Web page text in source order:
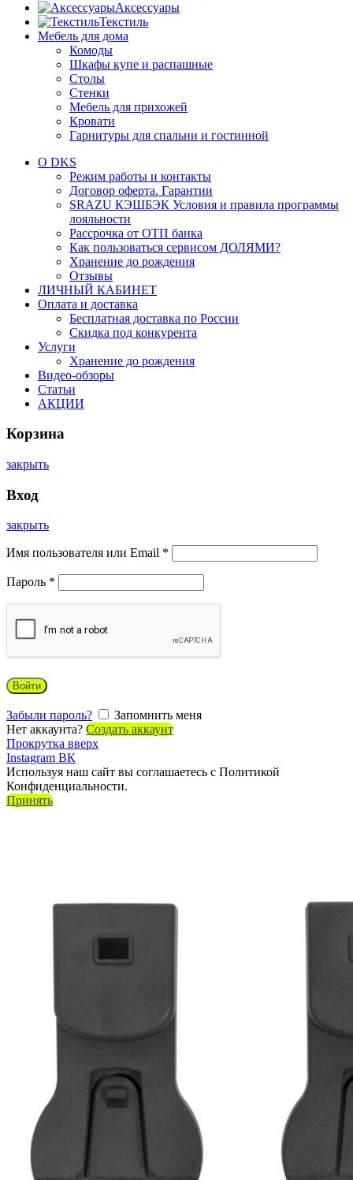
Аксессуары
Текстиль
Мебель для дома
Комоды
Шкафы купе и распашные
Столы
Стенки
Мебель для прихожей
Кровати
Гарнитуры для спальни и гостинной
О DKS
Режим работы и контакты
Договор оферта. Гарантии
SRAZU КЭШБЭК Условия и правила программы
лояльности
Рассрочка от ОТП банка
Как пользоваться сервисом ДОЛЯМИ?
Хранение до рождения
Отзывы
ЛИЧНЫЙ КАБИНЕТ
Оплата и доставка
Бесплатная доставка по России
Скидка под конкурента
Услуги
Хранение до рождения
Видео-обзоры
Статьи
АКЦИИ
Корзина
закрыть
Вход
закрыть
Имя пользователя или Email *
Пароль *
Войти
Забыли пароль?
Запомнить меня
Нет аккаунта? Создать аккаунт
Прокрутка вверх
Instagram ВК
Используя наш сайт вы соглашаетесь с Политикой
Конфиденциальности.
Принять